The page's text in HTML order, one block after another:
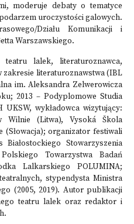
moderuje debaty o tematyce
uroczystości galowych.
Działu Komunikacji i
Warszawskiego.
lalek, literaturoznawca,
literaturoznawstwa (IBL
im. Aleksandra Zelwerowicza
2013 – Podyplomowe Studia
wykładowca wizytujący:
Wilnie (Litwa), Vysoká Škola
(Słowacja); organizator festiwali
Białostockiego Stowarzyszenia
Towarzystwa Badań
Lalkarskiego POLUMINA;
stypendysta Ministra
(2005, 2019). Autor publikacji
teatru lalek oraz redaktor i